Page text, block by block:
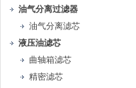
油气分离过滤器
油气分离滤芯
液压油滤芯
曲轴箱滤芯
精密滤芯